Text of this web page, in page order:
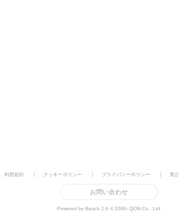
利用規約 クッキーポリシー プライバシーポリシー 禁
お問い合わせ
Powered by Beach 2.0 © 2000- QON Co., Ltd.